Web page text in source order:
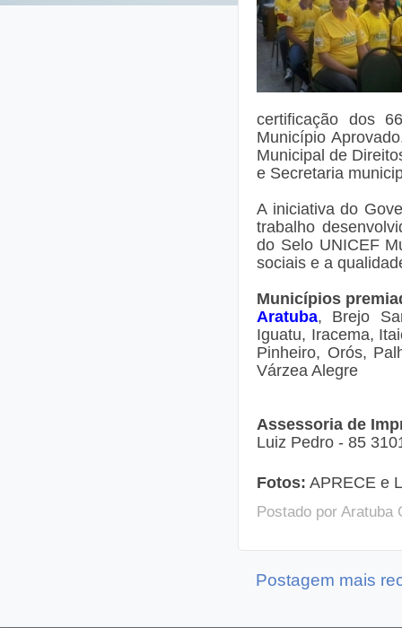
certificação dos
Município
Municipal de
e Secretaria
A iniciativa do
trabalho
do Selo UNICEF
sociais e a
Municípios
Aratuba, Brejo
Iguatu, Iracema,
Pinheiro, Orós,
Várzea Alegre
Assessoria de
Luiz Pedro - 85
Fotos: APRECE e
Postado por Aratuba
Postagem mais